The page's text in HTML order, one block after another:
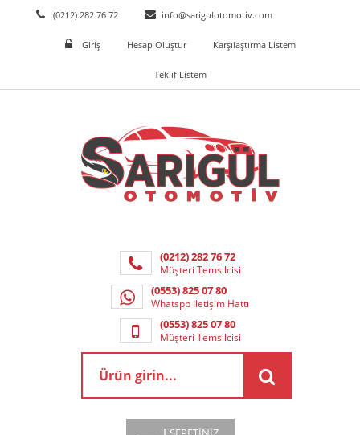
(0212) 282 76 72 info@sarigulotomotiv.com
Giriş Hesap Oluştur Karşılaştırma Listem
Teklif Listem
(0212) 282 76 72
Müşteri Temsilcisi
(0553) 825 07 80
Whatspp İletişim Hattı
(0553) 825 07 80
Müşteri Temsilcisi